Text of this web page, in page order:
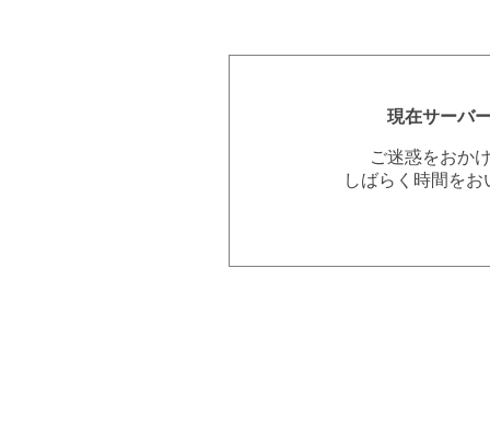
現在サーバ
ご迷惑をおか
しばらく時間を